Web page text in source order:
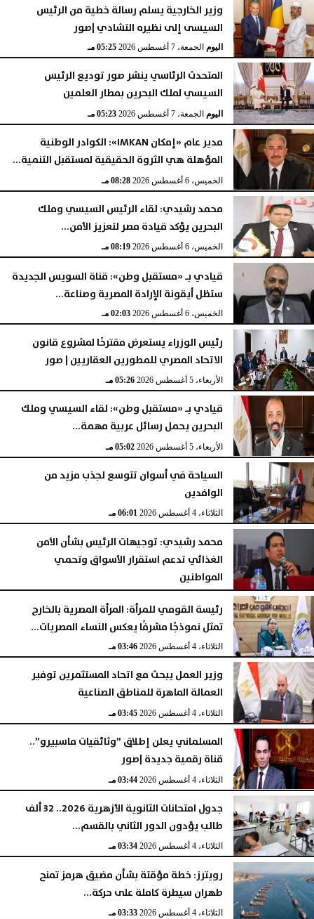
وزير الخارجية يسلم رسالة خطية من الرئيس
السيسى إلى نظيره التشادي |صور
اليومالجمعة، 7 أغسطس 2026 05:25 مـ
المتحدث الرئاسي ينشر صور توديع الرئيس
السيسي لملك البحرين بمطار العلمين
اليوم الجمعة، 7 أغسطس 2026 05:23 مـ
مدير عام «إمكان IMKAN»: الكوادر الوطنية
المؤهلة هي الثروة الحقيقية لمستقبل التنمية...
الخميس، 6 أغسطس 2026 08:28 مـ
محمد رشيدي: لقاء الرئيس السيسي وملك
البحرين يؤكد قيادة مصر لتعزيز الأمن...
الخميس، 6 أغسطس 2026 08:19 مـ
قيادي بـ «مستقبل وطن»: قناة السويس الجديدة
ستظل أيقونة الإرادة المصرية وصناعة...
الخميس، 6 أغسطس 2026 02:03 مـ
رئيس الوزراء يستعرض مقترحًا لمشروع قانون
الاتحاد المصري للمطورين العقاريين | صور
الأربعاء، 5 أغسطس 2026 05:26 مـ
قيادي بـ «مستقبل وطن»: لقاء السيسي وملك
البحرين يحمل رسائل عربية مهمة...
الأربعاء، 5 أغسطس 2026 05:02 مـ
السياحة في أسوان تتوسع لجذب مزيد من
الوافدين
الثلاثاء، 4 أغسطس 2026 06:01 مـ
محمد رشيدي: توجيهات الرئيس بشأن الأمن
الغذائي تدعم استقرار الأسواق وتحمي
المواطنين
الثلاثاء، 4 أغسطس 2026
رئيسة القومي للمرأة: المرأة المصرية بالخارج
تمثل نموذجًا مشرفًا يعكس النساء المصريات...
الثلاثاء، 4 أغسطس 2026 03:46 مـ
وزير العمل يبحث مع اتحاد المستثمرين توفير
العمالة الماهرة للمناطق الصناعية
الثلاثاء، 4 أغسطس 2026 03:45 مـ
المسلماني يعلن إطلاق ”وثائقيات ماسبيرو”..
قناة رقمية جديدة |صور
الثلاثاء، 4 أغسطس 2026 03:44 مـ
جدول امتحانات الثانوية الأزهرية 2026.. 32 ألف
طالب يؤدون الدور الثاني بالقسم...
الثلاثاء، 4 أغسطس 2026 03:34 مـ
رويترز: خطة مؤقتة بشأن مضيق هرمز تمنح
طهران سيطرة كاملة على حركة...
الثلاثاء، 4 أغسطس 2026 03:33 مـ